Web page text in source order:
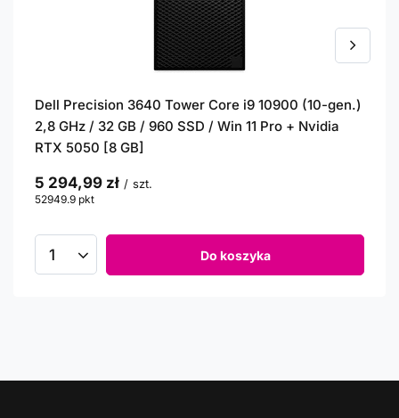
Dell Precision 3640 Tower Core i9 10900 (10-gen.)
2,8 GHz / 32 GB / 960 SSD / Win 11 Pro + Nvidia
RTX 5050 [8 GB]
5 294,99 zł / szt.
52949.9 pkt
Do koszyka